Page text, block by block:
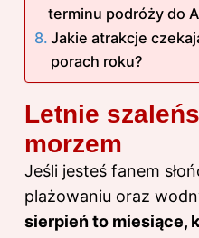
terminu podróży do
Jakie atrakcje
porach roku?
Letnie
morzem
Jeśli jesteś fanem
plażowaniu oraz
sierpień to miesiące,